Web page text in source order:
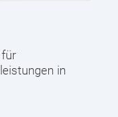
für
in